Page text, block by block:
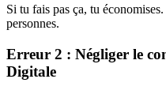
Si tu fais pas ça, tu
personnes.
Erreur 2 : Négliger le
Digitale